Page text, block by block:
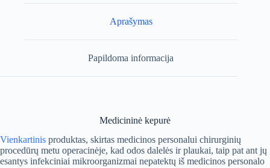
Aprašymas
Papildoma informacija
Medicininė kepurė
Vienkartinis produktas, skirtas medicinos personalui chirurginių
procedūrų metu operacinėje, kad odos dalelės ir plaukai, taip pat ant jų
esantys infekciniai mikroorganizmai nepatektų iš medicinos personalo